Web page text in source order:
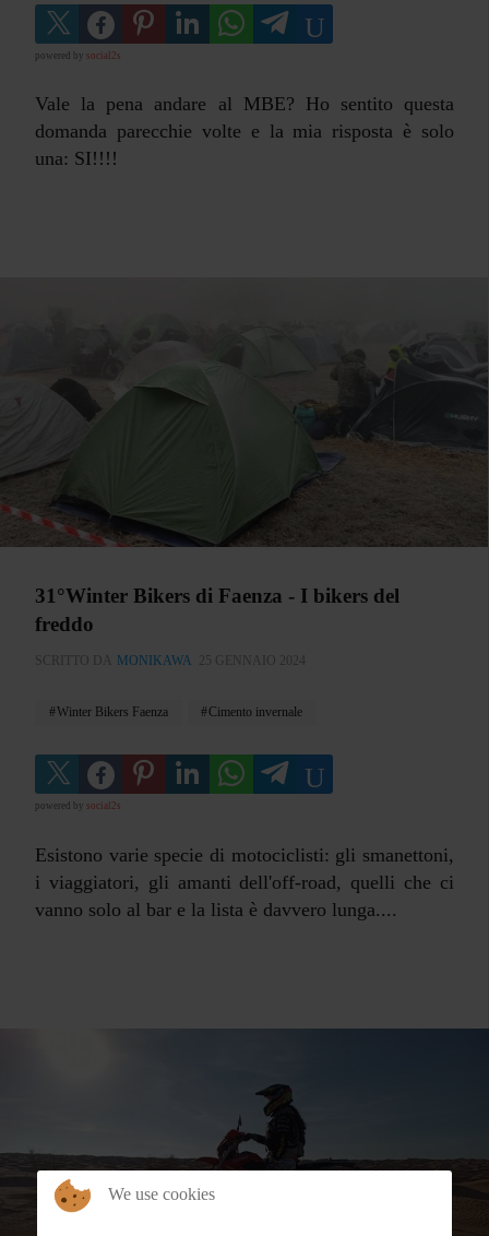
powered by social2s
Vale la pena andare al MBE? Ho sentito questa
domanda parecchie volte e la mia risposta è solo
una: SI!!!!
31°Winter Bikers di Faenza - I bikers del
freddo
SCRITTO DA MONIKAWA 25 GENNAIO 2024
Winter Bikers Faenza Cimento invernale
powered by social2s
Esistono varie specie di motociclisti: gli smanettoni,
i viaggiatori, gli amanti dell'off-road, quelli che ci
vanno solo al bar e la lista è davvero lunga....
We use cookies